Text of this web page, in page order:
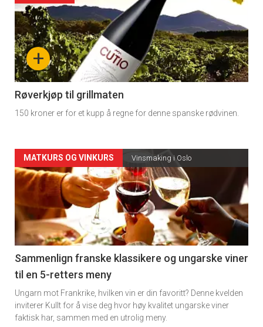
akkurat
nå
-
4
+
Røverkjøp til grillmaten
150 kroner er for et kupp å regne for denne spanske rødvinen.
Forsiden
akkurat
nå
-
5
MATKURS OG VINKURS Vinsmaking i Oslo
Sammenlign franske klassikere og ungarske viner
til en 5-retters meny
Ungarn mot Frankrike, hvilken vin er din favoritt? Denne kvelden
inviterer Kullt for å vise deg hvor høy kvalitet ungarske viner
faktisk har, sammen med en utrolig meny.